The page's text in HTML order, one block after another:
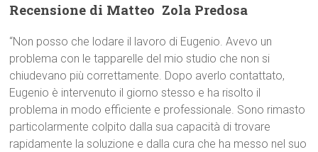
Recensione di Matteo  Zola Predosa
“Non posso che lodare il lavoro di Eugenio. Avevo un
problema con le tapparelle del mio studio che non si
chiudevano più correttamente. Dopo averlo contattato,
Eugenio è intervenuto il giorno stesso e ha risolto il
problema in modo efficiente e professionale. Sono rimasto
particolarmente colpito dalla sua capacità di trovare
rapidamente la soluzione e dalla cura che ha messo nel suo